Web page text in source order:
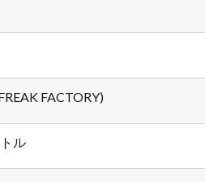
FACTORY)
ル